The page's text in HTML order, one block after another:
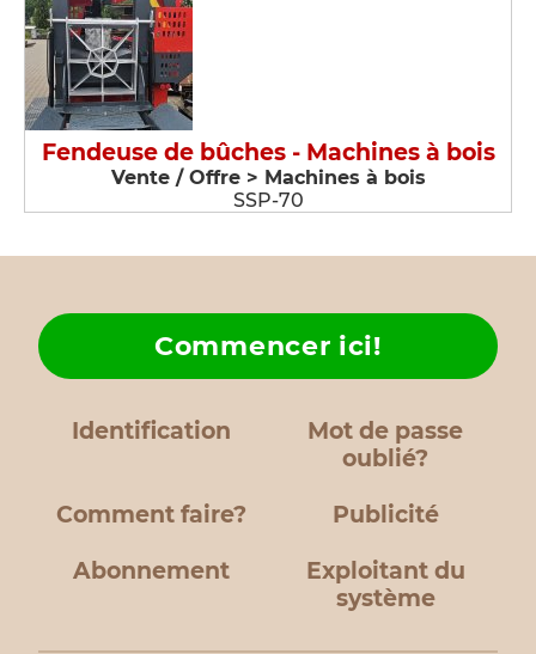
Fendeuse de bûches - Machines à bois
Vente / Offre > Machines à bois
SSP-70
Identification
Mot de passe
oublié?
Comment faire?
Commencer ici!
Publicité
Abonnement
Exploitant du
système